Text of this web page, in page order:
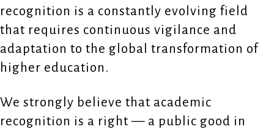
recognition is a constantly evolving field
that requires continuous vigilance and
adaptation to the global transformation of
higher education.
We strongly believe that academic
recognition is a right — a public good in